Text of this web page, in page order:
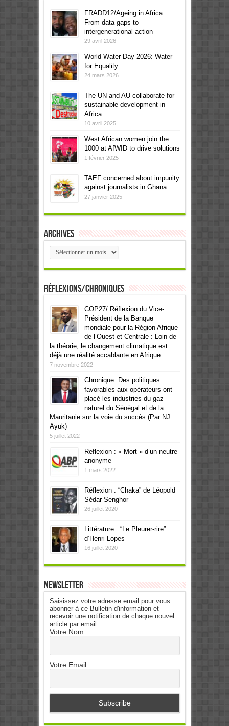
FRADD12/Ageing in Africa:
From data gaps to
intergenerational action
29 avril 2026
World Water Day 2026: Water
for Equality
24 mars 2026
The UN and AU collaborate for
sustainable development in
Africa
10 avril 2025
West African women join the
1000 at AfWID to drive solutions
1 février 2025
TAEF concerned about impunity
against journalists in Ghana
27 janvier 2025
Archives
Archives
Réflexions/Chroniques
COP27/ Réflexion du Vice-
Président de la Banque
mondiale pour la Région Afrique
de l’Ouest et Centrale : Loin de
la théorie, le changement climatique est
déjà une réalité accablante en Afrique
7 novembre 2022
Chronique: Des politiques
favorables aux opérateurs ont
placé les industries du gaz
naturel du Sénégal et de la
Mauritanie sur la voie du succès (Par NJ
Ayuk)
5 juillet 2022
Reflexion : « Mort » d’un neutre
anonyme
1 mars 2022
Réflexion : “Chaka” de Léopold
Sédar Senghor
26 juillet 2020
Littérature : “Le Pleurer-rire”
d’Henri Lopes
16 juillet 2020
Newsletter
Saisissez votre adresse email pour vous
abonner à ce Bulletin d'information et
recevoir une notification de chaque nouvel
article par email.
Votre Nom
Votre Email